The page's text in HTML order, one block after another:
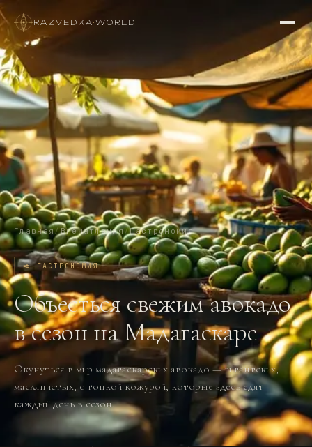
RAZVEDKA·WORLD
Главная/Впечатления/Гастрономия
🥑 ГАСТРОНОМИЯ
Объесться свежим авокадо
в сезон на Мадагаскаре
Окунуться в мир мадагаскарских авокадо — гигантских,
маслянистых, с тонкой кожурой, которые здесь едят
каждый день в сезон.